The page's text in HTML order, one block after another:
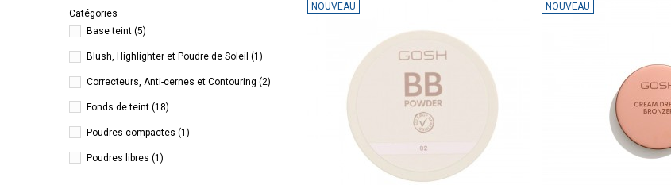
Catégories
Base teint (5)
Blush, Highlighter et Poudre de Soleil (1)
Correcteurs, Anti-cernes et Contouring (2)
Fonds de teint (18)
Poudres compactes (1)
Poudres libres (1)
NOUVEAU NOUVEAU